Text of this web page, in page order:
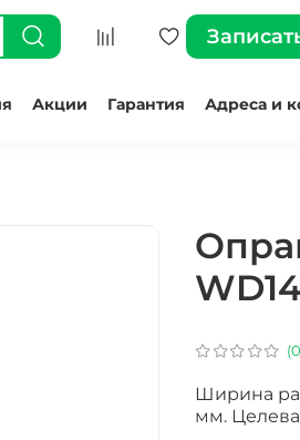
Акции Гарантия Адреса и
Ширина
мм.